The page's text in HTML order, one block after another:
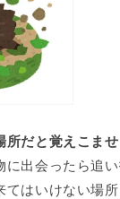
所だと覚えこま
に出会ったら追
てはいけない場